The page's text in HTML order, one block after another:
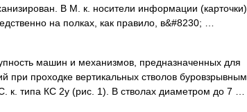
В М. к. носители информации (карточки)
на полках, как правило, в&#8230; …
машин и механизмов, предназначенных для
при проходке вертикальных стволов буровзрывным
типа КС 2у (рис. 1). В стволах диаметром до 7 …